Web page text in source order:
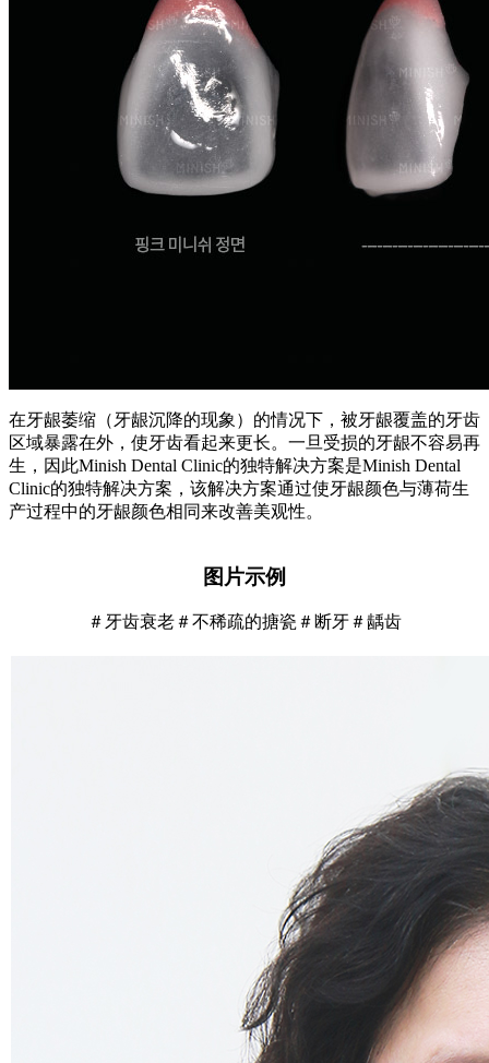
在牙龈萎缩（牙龈沉降的现象）的情况下，被牙龈覆盖的牙齿
区域暴露在外，使牙齿看起来更长。 一旦受损的牙龈不容易再
生，因此Minish Dental Clinic的独特解决方案是Minish Dental
Clinic的独特解决方案，该解决方案通过使牙龈颜色与薄荷生
产过程中的牙龈颜色相同来改善美观性。
图片示例
＃牙齿衰老＃不稀疏的搪瓷＃断牙＃龋齿